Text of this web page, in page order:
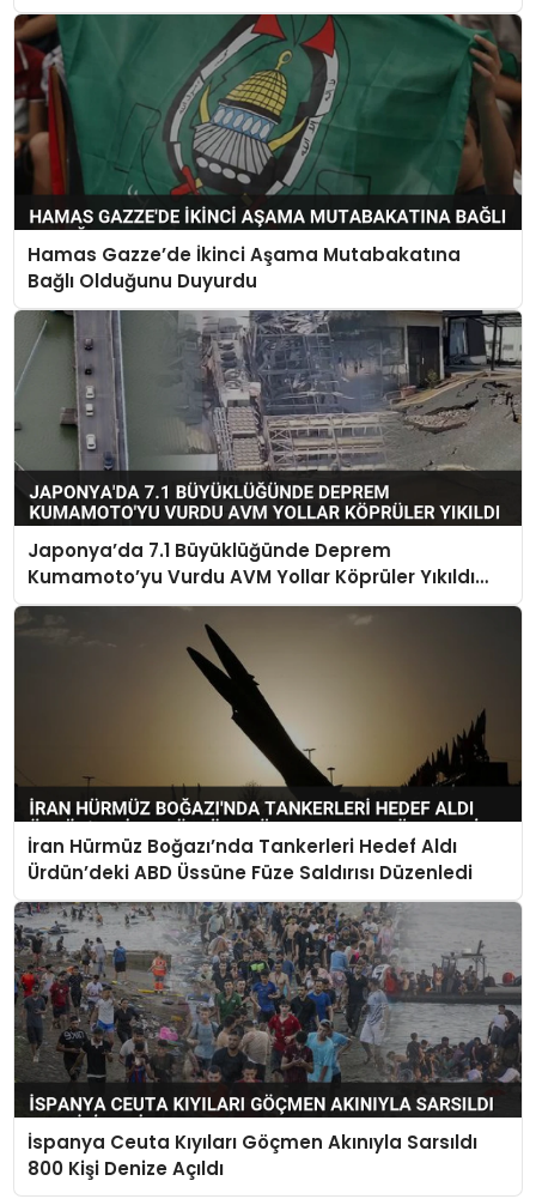
Hamas Gazze’de İkinci Aşama Mutabakatına
Bağlı Olduğunu Duyurdu
Japonya’da 7.1 Büyüklüğünde Deprem
Kumamoto’yu Vurdu AVM Yollar Köprüler Yıkıldı
Çok Sayıda Can Kaybı Var
İran Hürmüz Boğazı’nda Tankerleri Hedef Aldı
Ürdün’deki ABD Üssüne Füze Saldırısı Düzenledi
İspanya Ceuta Kıyıları Göçmen Akınıyla Sarsıldı
800 Kişi Denize Açıldı